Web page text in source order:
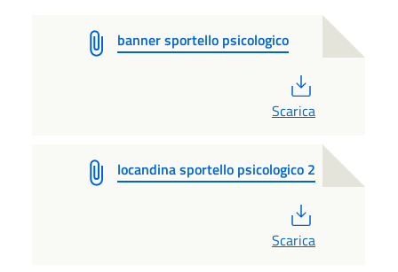
banner sportello psicologico
Scarica
locandina sportello psicologico 2
Scarica